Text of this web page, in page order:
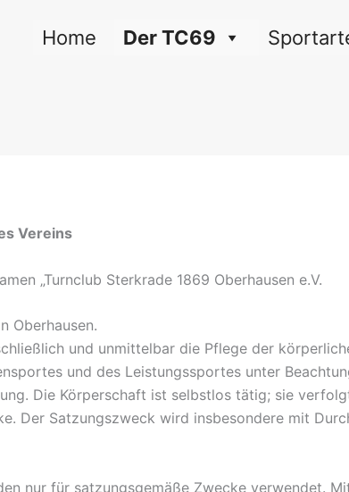
Home Der TC69
Vereins
„Turnclub Sterkrade 1869 Oberhausen e.V.
Oberhausen.
und unmittelbar die Pflege der
und des Leistungssportes unter
Die Körperschaft ist selbstlos tätig; sie
Der Satzungszweck wird insbesondere mit
nur für satzungsgemäße Zwecke verwendet.